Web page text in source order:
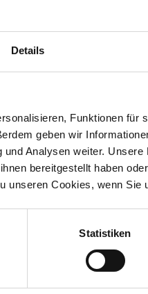
Details
Funktionen für
geben wir
Analysen weiter.
bereitgestellt haben
unseren Cookies, wenn Sie
Statistiken
verschiedensten
Fäulnisprozessen
sondern mit